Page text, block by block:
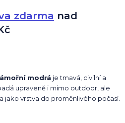
zdarma nad
modrá je tmavá, civilní a
upraveně i mimo outdoor, ale
jako vrstva do proměnlivého počasí.